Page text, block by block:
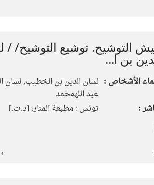
التوشيح. توشيع التوشيح/ /
بن ا...
الأشخاص : لسان الدين بن الخطيب, لسان
عبد اللهمحمد
:
تونس : مطبعة المنار، [د.ت.]